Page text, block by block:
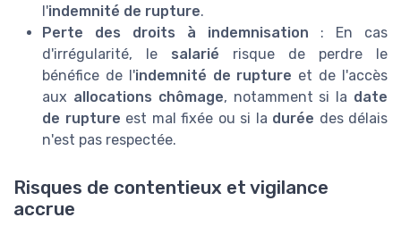
l'indemnité de rupture.
Perte des droits à indemnisation : En cas
d'irrégularité, le salarié risque de perdre le
bénéfice de l'indemnité de rupture et de l'accès
aux allocations chômage, notamment si la date
de rupture est mal fixée ou si la durée des délais
n'est pas respectée.
Risques de contentieux et vigilance
accrue